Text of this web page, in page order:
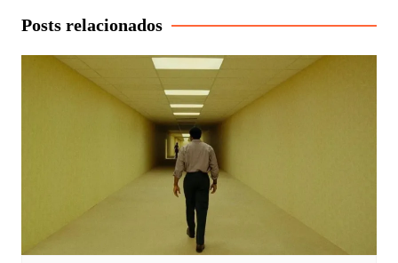
Post
Posts relacionados